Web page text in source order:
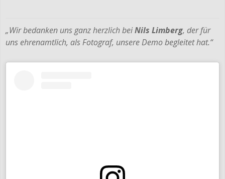
„Wir bedanken uns ganz herzlich beiNils Limberg, der für
uns ehrenamtlich, als Fotograf, unsere Demo begleitet hat.“